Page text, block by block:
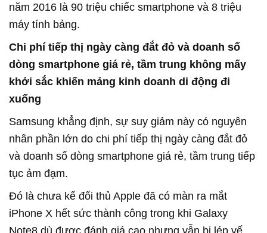
năm 2016 là 90 triệu chiếc smartphone và 8 triệu
máy tính bảng.
Chi phí tiếp thị ngày càng đắt đỏ và doanh số
dòng smartphone giá rẻ, tầm trung không mấy
khởi sắc khiến mảng kinh doanh di động đi
xuống
Samsung khẳng định, sự suy giảm này có nguyên
nhân phần lớn do chi phí tiếp thị ngày càng đắt đỏ
và doanh số dòng smartphone giá rẻ, tầm trung tiếp
tục ảm đạm.
Đó là chưa kể đối thủ Apple đã có màn ra mắt
iPhone X hết sức thành công trong khi Galaxy
Note8 dù được đánh giá cao nhưng vẫn bị lép vế